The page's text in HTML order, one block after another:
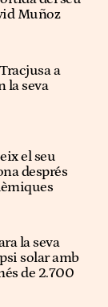
Muñoz
a
la seva
el seu
després
la seva
solar amb
de 2.700